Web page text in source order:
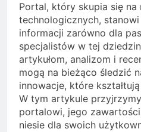
Portal, który skupia się na
technologicznych, stanowi
informacji zarówno dla
specjalistów w tej
artykułom, analizom i
mogą na bieżąco śledzić
innowacje, które
W tym artykule
portalowi, jego
niesie dla swoich